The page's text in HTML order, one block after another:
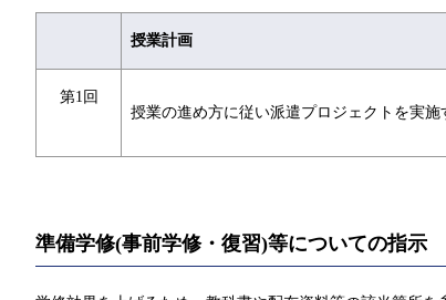
授業計画
第1回
授業の進め方に従い派遣プロジェクトを実施
準備学修(事前学修・復習)等についての指示